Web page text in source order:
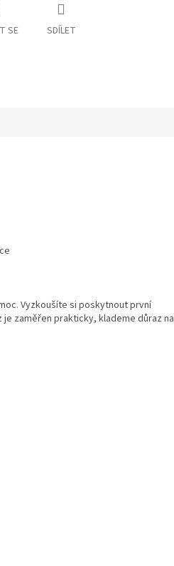
SE SDÍLET
Vyzkoušíte si poskytnout první
zaměřen prakticky, klademe důraz na